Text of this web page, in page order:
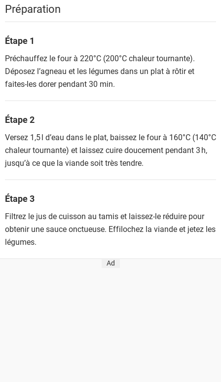
Préparation
Étape 1
Préchauffez le four à 220°C (200°C chaleur tournante).
Déposez l’agneau et les légumes dans un plat à rôtir et
faites-les dorer pendant 30 min.
Étape 2
Versez 1,5 l d’eau dans le plat, baissez le four à 160°C (140°C
chaleur tournante) et laissez cuire doucement pendant 3 h,
jusqu’à ce que la viande soit très tendre.
Étape 3
Filtrez le jus de cuisson au tamis et laissez-le réduire pour
obtenir une sauce onctueuse. Effilochez la viande et jetez les
légumes.
Ad